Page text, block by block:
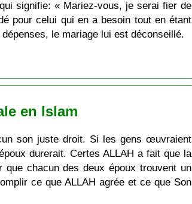
pour celui qui en a besoin tout en étant
le mariage lui est déconseillé.
en Islam
son juste droit. Si les gens œuvraient
durerait. Certes ALLAH a fait que la
chacun des deux époux trouvent un
ce que ALLAH agrée et ce que Son